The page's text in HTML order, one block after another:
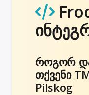
როგორ
თქვენი
Pilskog